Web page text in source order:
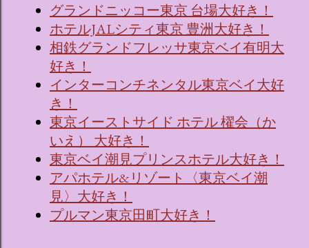
グランドニッコー東京 台場大好き！
ホテルJALシティ東京 豊洲大好き！
相鉄グランドフレッサ東京ベイ有明大
好き！
インターコンチネンタル東京ベイ大好
き！
東京イーストサイド ホテル 櫂会（か
いえ） 大好き！
東京ベイ潮見プリンスホテル大好き！
アパホテル&リゾート〈東京ベイ潮
見〉大好き！
プルマン東京田町大好き！